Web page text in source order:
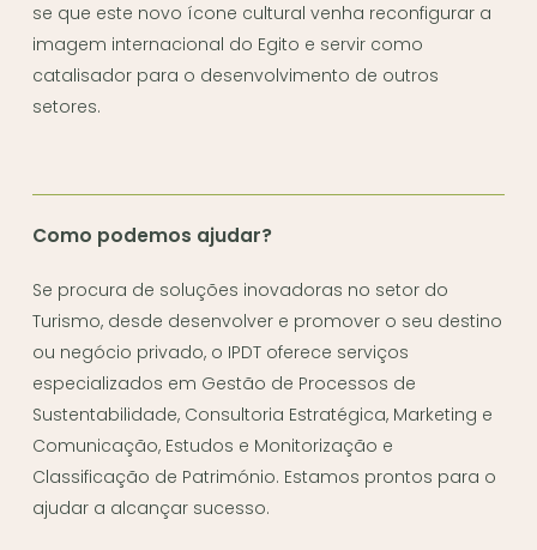
se que este novo ícone cultural venha reconfigurar a
imagem internacional do Egito e servir como
catalisador para o desenvolvimento de outros
setores.
Como podemos ajudar?
Se procura de soluções inovadoras no setor do
Turismo, desde desenvolver e promover o seu destino
ou negócio privado, o IPDT oferece serviços
especializados em Gestão de Processos de
Sustentabilidade, Consultoria Estratégica, Marketing e
Comunicação, Estudos e Monitorização e
Classificação de Património. Estamos prontos para o
ajudar a alcançar sucesso.